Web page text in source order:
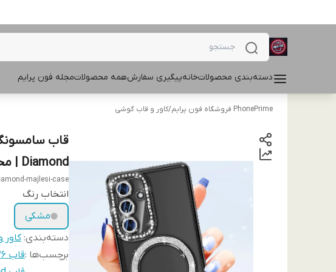
دسته‌بندی محصولاتخانهپیگیری سفارشهمه محصولاتمجله فون پرایم
PhonePrime فروشگاه فون پرایم /کاور و قاب گوشی
Diamond | محافظ لنزدار (نقد و اقساط)
majlesi-case
انتخاب رنگ
مشکی
دسته‌بندی:
برچسب‌ها :قاب A26